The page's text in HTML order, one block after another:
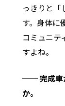
っきりと「
す。身体に
コミュニテ
すよね。
── 完成車
か。